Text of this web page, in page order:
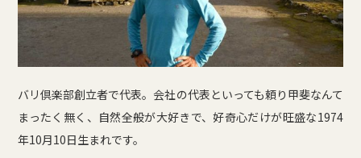
バリ倶楽部創立者で代表。会社の代表といっても頼り甲斐なんて
まったく無く、自然全般が大好きで、好奇心だけが旺盛な1974
年10月10日生まれです。